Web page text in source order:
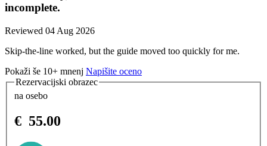
incomplete.
Reviewed 04 Aug 2026
Skip-the-line worked, but the guide moved too quickly for me.
Pokaži še 10+ mnenj Napišite oceno
Rezervacijski obrazec
na osebo
€ 55.00